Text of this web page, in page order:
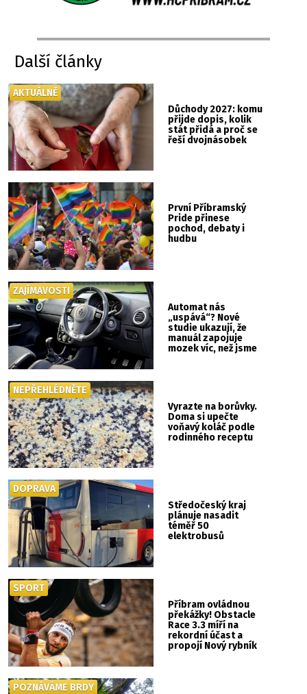
Další články
Důchody 2027: komu
přijde dopis, kolik
stát přidá a proč se
řeší dvojnásobek
AKTUÁLNĚ
První Příbramský
Pride přinese
pochod, debaty i
hudbu
Automat nás
„uspává“? Nové
studie ukazují, že
manuál zapojuje
mozek víc, než jsme
ZAJÍMAVOSTI
Vyrazte na borůvky.
Doma si upečte
voňavý koláč podle
rodinného receptu
NEPŘEHLÉDNĚTE
Středočeský kraj
plánuje nasadit
téměř 50
elektrobusů
DOPRAVA
Příbram ovládnou
překážky! Obstacle
Race 3.3 míří na
rekordní účast a
propojí Nový rybník
SPORT
POZNÁVÁME BRDY